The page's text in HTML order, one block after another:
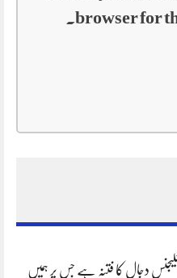
browser for
دجال کا فتنہ ہے جس پر ہمیں